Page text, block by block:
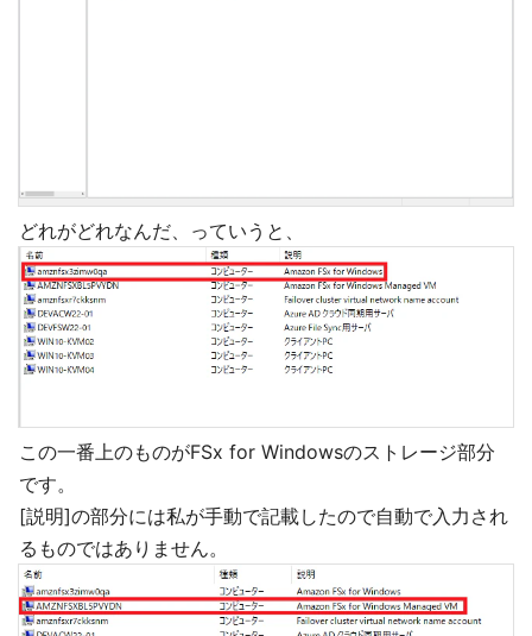
どれがどれなんだ、っていうと、
この一番上のものがFSx for Windowsのストレージ部分
です。
[説明]の部分には私が手動で記載したので自動で入力され
るものではありません。